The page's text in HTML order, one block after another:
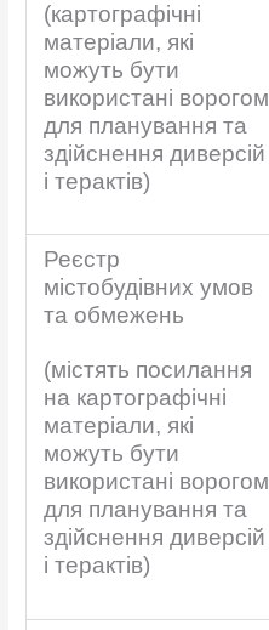
(картографічні
матеріали, які
можуть бути
використані ворогом
для планування та
здійснення диверсій
і терактів)
Реєстр
містобудівних умов
та обмежень
(містять посилання
на картографічні
матеріали, які
можуть бути
використані ворогом
для планування та
здійснення диверсій
і терактів)